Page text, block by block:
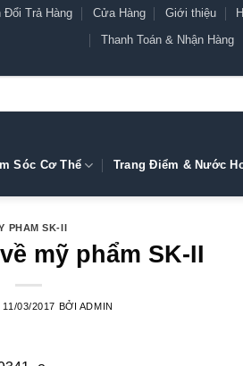
Đổi Trả Hàng Cửa Hàng Giới thiệu
Thanh Toán & Nhận Hàng
Sóc Cơ Thể Trang Điểm & Nước
PHAM SK-II
mỹ phẩm SK-II
11/03/2017 BỞI ADMIN